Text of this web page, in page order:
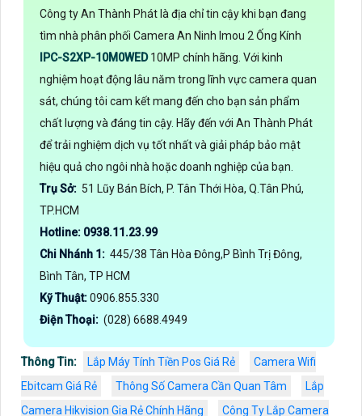
Công ty An Thành Phát là địa chỉ tin cậy khi bạn đang
tìm nhà phân phối Camera An Ninh Imou 2 Ống Kính
IPC-S2XP-10M0WED10MP chính hãng. Với kinh
nghiệm hoạt động lâu năm trong lĩnh vực camera quan
sát, chúng tôi cam kết mang đến cho bạn sản phẩm
chất lượng và đáng tin cậy. Hãy đến với An Thành Phát
để trải nghiệm dịch vụ tốt nhất và giải pháp bảo mật
hiệu quả cho ngôi nhà hoặc doanh nghiệp của bạn.
Trụ Sở: 51 Lũy Bán Bích, P. Tân Thới Hòa, Q.Tân Phú,
TP.HCM
Hotline: 0938.11.23.99
Chi Nhánh 1: 445/38 Tân Hòa Đông,P Bình Trị Đông,
Bình Tân, TP HCM
Kỹ Thuật:0906.855.330
Điện Thoại: (028) 6688.4949
Thông Tin: Lắp Máy Tính Tiền Pos Giá Rẻ
Camera Wifi
Ebitcam Giá Rẻ
Thông Số Camera Cần Quan Tâm
Lắp
Camera Hikvision Gia Rẻ Chính Hãng
Công Ty Lắp Camera